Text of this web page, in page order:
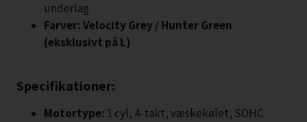
underlag
Farver: Velocity Grey / Hunter Green
(eksklusivt på L)
Specifikationer:
Motortype: 1 cyl, 4-takt, væskekølet, SOHC